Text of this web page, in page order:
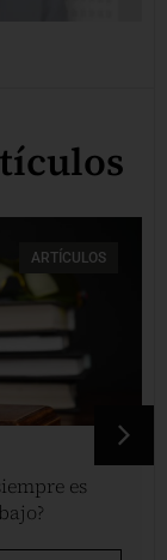
ARTÍCULOS
es